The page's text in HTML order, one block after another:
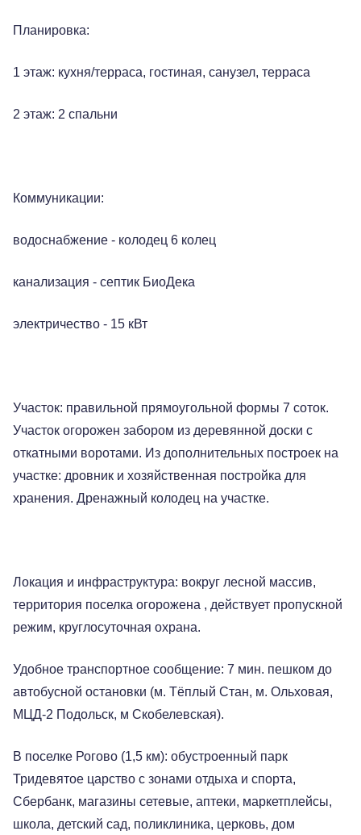
Планировка:
1 этаж: кухня/терраса, гостиная, санузел, терраса
2 этаж: 2 спальни
Коммуникации:
водоснабжение - колодец 6 колец
канализация - септик БиоДека
электричество - 15 кВт
Участок: правильной прямоугольной формы 7 соток.
Участок огорожен забором из деревянной доски с
откатными воротами. Из дополнительных построек на
участке: дровник и хозяйственная постройка для
хранения. Дренажный колодец на участке.
Локация и инфраструктура: вокруг лесной массив,
территория поселка огорожена , действует пропускной
режим, круглосуточная охрана.
Удобное транспортное сообщение: 7 мин. пешком до
автобусной остановки (м. Тёплый Стан, м. Ольховая,
МЦД-2 Подольск, м Скобелевская).
В поселке Рогово (1,5 км): обустроенный парк
Тридевятое царство с зонами отдыха и спорта,
Сбербанк, магазины сетевые, аптеки, маркетплейсы,
школа, детский сад, поликлиника, церковь, дом